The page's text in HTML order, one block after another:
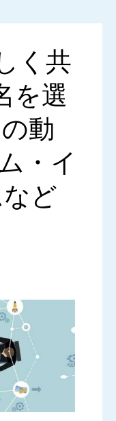
く共
を選
動
・イ
ど